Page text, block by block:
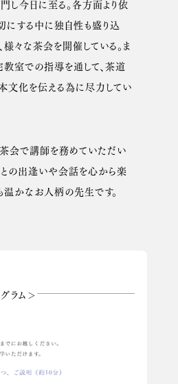
し今日に至る。各方面より依
にする中に独自性も盛り込
々な茶会を開催している。ま
教室での指導を通して、茶道
文化を伝える為に尽力してい
茶会で講師を務めていただい
との出逢いや会話を心から楽
温かなお人柄の先生です。
ラム＞